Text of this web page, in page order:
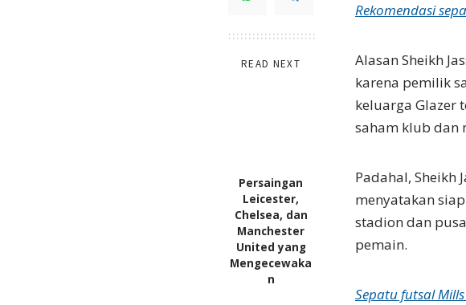
READ NEXT
Persaingan
Leicester,
Chelsea, dan
Manchester
United yang
Mengecewaka
n
Rekomendasi
Alasan Sheikh
karena pemilik
keluarga Glazer
saham klub dan
Padahal, Sheikh
menyatakan
stadion dan
pemain.
Sepatu futsal